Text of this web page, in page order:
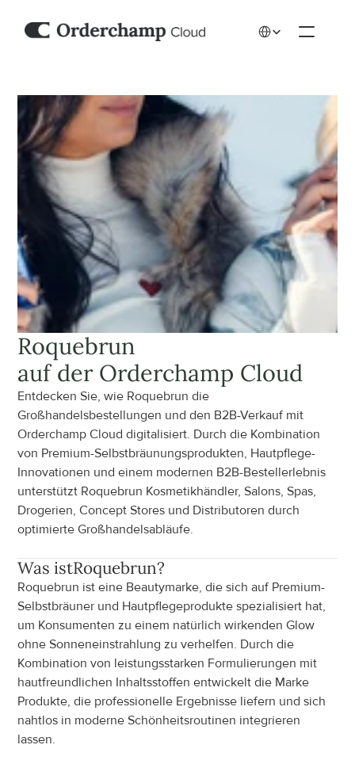
Roquebrun
auf der Orderchamp Cloud
Entdecken Sie, wie Roquebrun die
Großhandelsbestellungen und den B2B-Verkauf mit
Orderchamp Cloud digitalisiert. Durch die Kombination
von Premium-Selbstbräunungsprodukten, Hautpflege-
Innovationen und einem modernen B2B-Bestellerlebnis
unterstützt Roquebrun Kosmetikhändler, Salons, Spas,
Drogerien, Concept Stores und Distributoren durch
optimierte Großhandelsabläufe.
Was istRoquebrun?
Roquebrun ist eine Beautymarke, die sich auf Premium-
Selbstbräuner und Hautpflegeprodukte spezialisiert hat,
um Konsumenten zu einem natürlich wirkenden Glow
ohne Sonneneinstrahlung zu verhelfen. Durch die
Kombination von leistungsstarken Formulierungen mit
hautfreundlichen Inhaltsstoffen entwickelt die Marke
Produkte, die professionelle Ergebnisse liefern und sich
nahtlos in moderne Schönheitsroutinen integrieren
lassen.